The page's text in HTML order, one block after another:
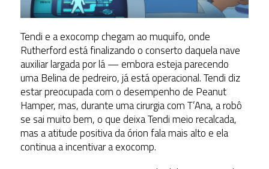
Tendi e a exocomp chegam ao muquifo, onde
Rutherford está finalizando o conserto daquela nave
auxiliar largada por lá — embora esteja parecendo
uma Belina de pedreiro, já está operacional. Tendi diz
estar preocupada com o desempenho de Peanut
Hamper, mas, durante uma cirurgia com T’Ana, a robô
se sai muito bem, o que deixa Tendi meio recalcada,
mas a atitude positiva da órion fala mais alto e ela
continua a incentivar a exocomp.